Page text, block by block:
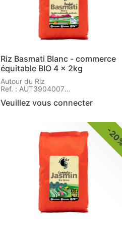
Riz Basmati Blanc - commerce
équitable BIO 4 x 2kg
Autour du Riz
Ref. : AUT3904007
Veuillez vous connecter
-